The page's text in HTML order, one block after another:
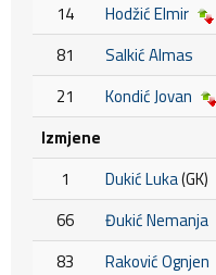
14 Hodžić Elmir
81
Salkić Almas
21
Kondić Jovan
Izmjene
1
Dukić Luka(GK)
66 Đukić Nemanja
83 Raković Ognjen